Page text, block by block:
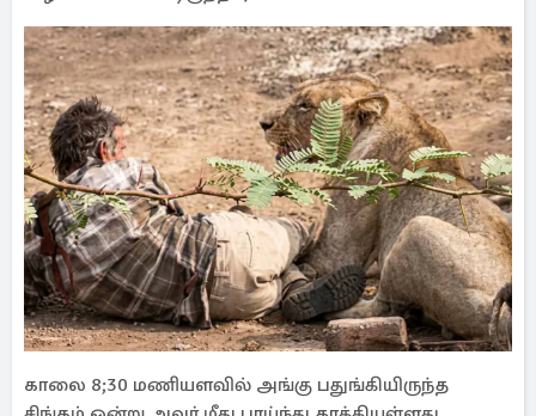
காலை 8;30 மணியளவில் அங்கு பதுங்கியிருந்த